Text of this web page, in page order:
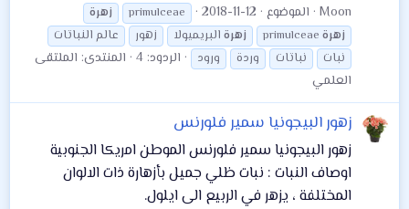
Moon الموضوع 2018-11-12
primulceae
زهرة
زهرة
زهرة البريميولا زهور
عالم النباتات
نبات
نباتات وردة ورود الردود: 4 المنتدى: الملتقى
العلمي
زهور البيجونيا سمير فلورنس
زهور البيجونيا سمير فلورنس الموطن امريكا الجنوبية
اوصاف النبات : نبات ظلي جميل بأزهارة ذات الالوان
المختلفة ، يزهر في الربيع الى ايلول.